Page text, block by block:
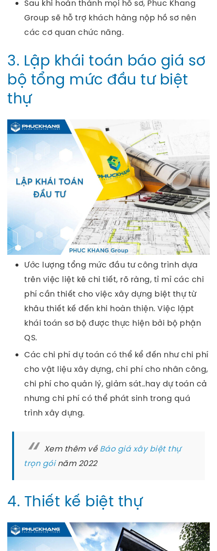
Sau khi hoàn thành mọi hồ sơ, Phuc Khang
Group sẽ hỗ trợ khách hàng nộp hồ sơ nên
các cơ quan chức năng.
3. Lập khái toán báo giá sơ
bộ tổng mức đầu tư biệt
thự
Ước lượng tổng mức đầu tư công trình dựa
trên việc liệt kê chi tiết, rõ ràng, tỉ mỉ các chi
phí cần thiết cho việc xây dựng biệt thự từ
khâu thiết kế đến khi hoàn thiện. Việc lậpt
khái toán sơ bộ được thực hiện bởi bộ phận
QS.
Các chi phí dự toán có thể kể đến như chi phí
cho vật liệu xây dựng, chi phí cho nhân công,
chi phí cho quản lý, giảm sát..hay dự toán cả
nhưng chi phí có thể phát sinh trong quá
trình xây dựng.
Xem thêm về Báo giá xây biệt thự
trọn góinăm 2022
4. Thiết kế biệt thự